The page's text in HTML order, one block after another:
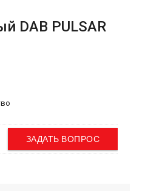
DAB PULSAR
ЗАДАТЬ ВОПРОС